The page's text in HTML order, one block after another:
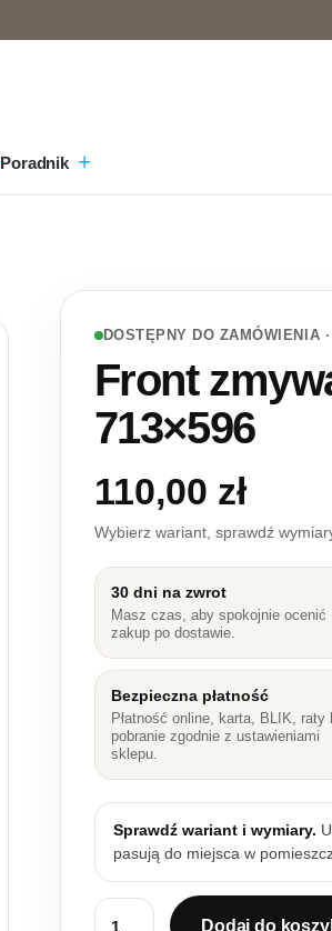
Poradnik
DOSTĘPNY DO ZAMÓWIENIA
Front
713×596
110,00 zł
Wybierz wariant, sprawdź
30 dni na zwrot
Masz czas, aby spokojnie ocenić
zakup po dostawie.
Bezpieczna płatność
Płatność online, karta, BLIK, raty
pobranie zgodnie z ustawieniami
sklepu.
Sprawdź wariant i wymiary.
pasują do miejsca w
Dodaj do